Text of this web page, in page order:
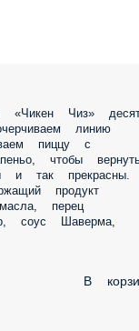
«Чикен Чиз»
линию
пиццу с
чтобы
так прекрасны.
продукт
перец
соус Шаверма,
В